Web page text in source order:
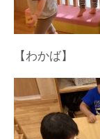
【わかば】